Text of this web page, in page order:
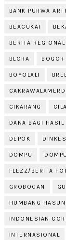
BANK PURWA
BEACUKAI
BERITA REGIONAL
BLORA BOGOR
BOYOLALI
CIKARANG
DANA BAGI HASIL
DEPOK
DOMPU
FLEZZ/BERITA
GROBOGAN
HUMBANG
INDONESIAN
INTERNASIONAL